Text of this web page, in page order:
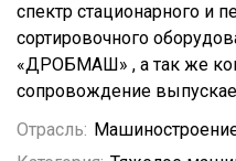
спектр стационарного и
сортировочного
«ДРОБМАШ» , а так же
сопровождение
Отрасль: